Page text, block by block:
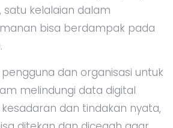
satu kelalaian dalam
bisa berdampak pada
dan organisasi untuk
melindungi data digital
dan tindakan nyata,